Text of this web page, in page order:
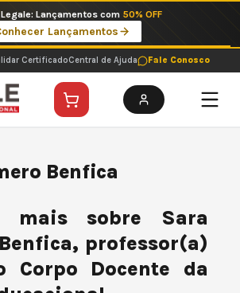
Selecionadas a 199 reais no pix em parcela única
Ver ofertas
CertificadoCentral de Ajuda Fale Conosco
Benfica
mais sobre Sara
professor(a)
Corpo Docente da